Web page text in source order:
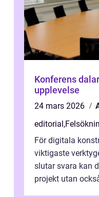
Konferens dalarna när mötet
upplevelse
24 mars 2026
editorial,
För digitala
viktigaste
slutar svara kan
projekt utan